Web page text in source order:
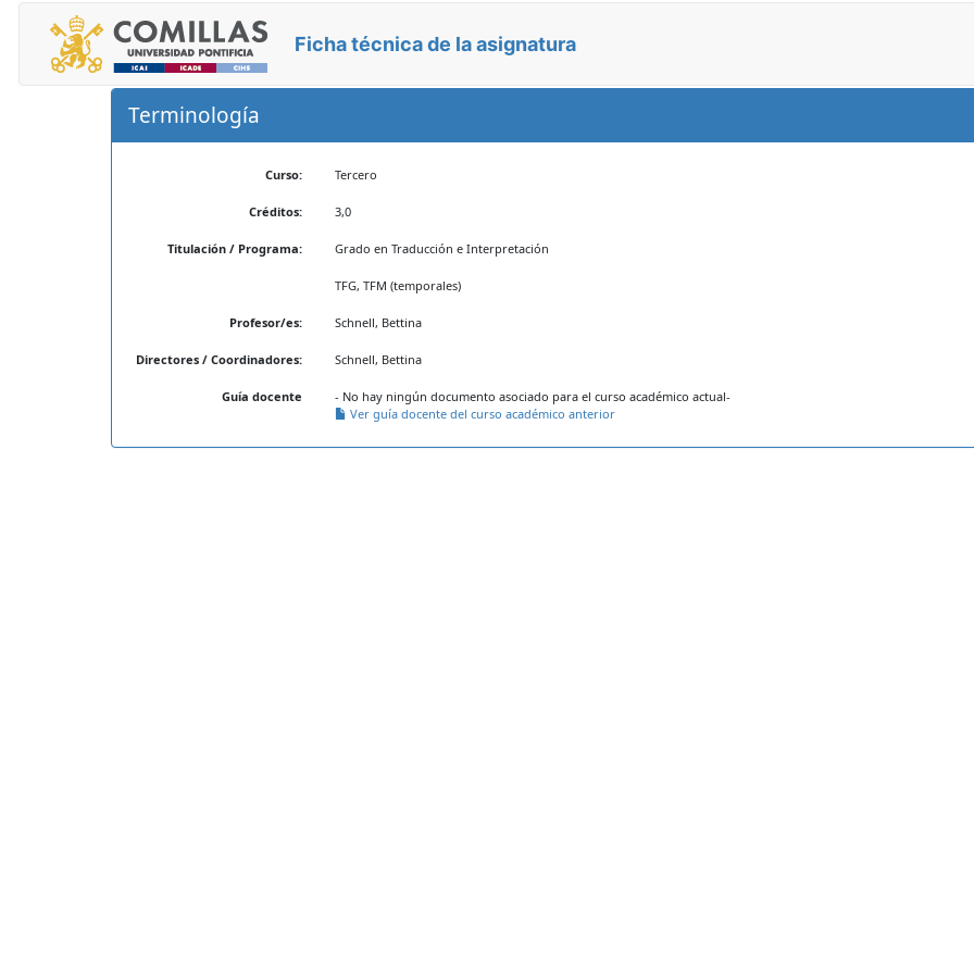
Ficha técnica de la asignatura
Terminología
Curso: Tercero
Créditos: 3,0
Titulación / Programa: Grado en Traducción e Interpretación
TFG, TFM (temporales)
Profesor/es: Schnell, Bettina
Directores / Coordinadores: Schnell, Bettina
Guía docente
- No hay ningún documento asociado para el curso académico actual-
Ver guía docente del curso académico anterior